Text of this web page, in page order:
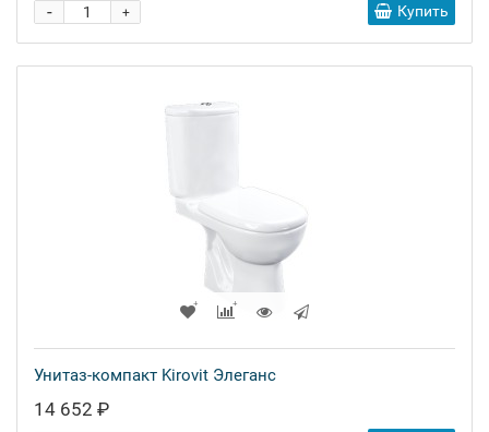
+
- Купить
Унитаз-компакт Kirovit Элеганс
14 652 ₽